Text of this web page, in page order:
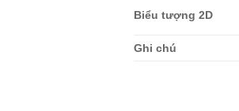
Biểu tượng 2D
Ghi chú